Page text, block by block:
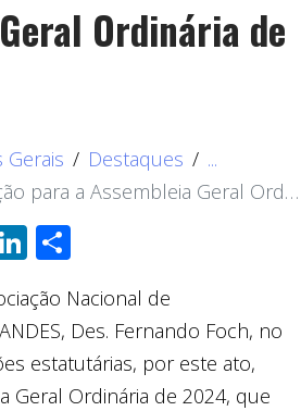
Ordinária de
Gerais Destaques
...
a Assembleia Geral Ordinária de 2024
LinkedIn
Nacional de
Des. Fernando Foch, no
estatutárias, por este ato,
Geral Ordinária de 2024, que